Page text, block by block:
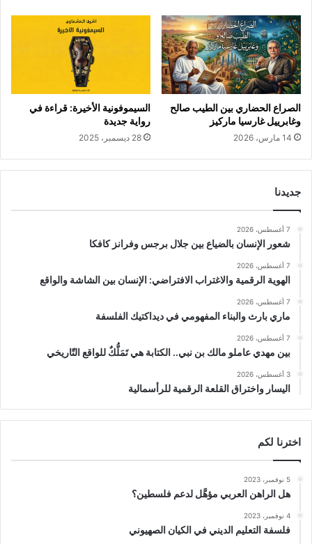
الصراع الحضاري بين الطيب صالح
وغابرييل غارسيا ماركيز
14 مارس، 2026
السيموفونية الأخيرة: قراءة في
رواية جديدة
28 ديسمبر، 2025
جديدنا
7 أغسطس، 2026
شعور الإنسان بالضياع بين جلال برجس وفرانز كافكا
7 أغسطس، 2026
الهوية الرقمية والاغتراب الافتراضي: الإنسان بين الشاشة والواقع
7 أغسطس، 2026
ماري بارث والبناء المفهومي في ديداكتيك الفلسفة
7 أغسطس، 2026
بين مهدي عاملو مالك بن نبي.. الكتابة هي تَمَلُّكٌ للواقع التّاريخي
3 أغسطس، 2026
اليسار واختراق القلعة الرقمية للرأسمالية
اخترنا لكم
5 نوفمبر، 2023
هل الراهن العربي مؤهَّل لدعم فلسطين؟
4 نوفمبر، 2023
فلسفة التعليم الديني في الكيان الصهيوني